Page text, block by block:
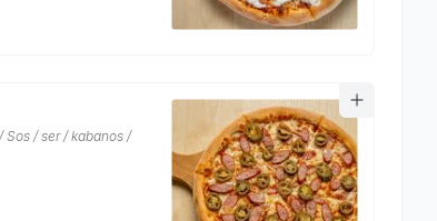
Sos / ser / kabanos /